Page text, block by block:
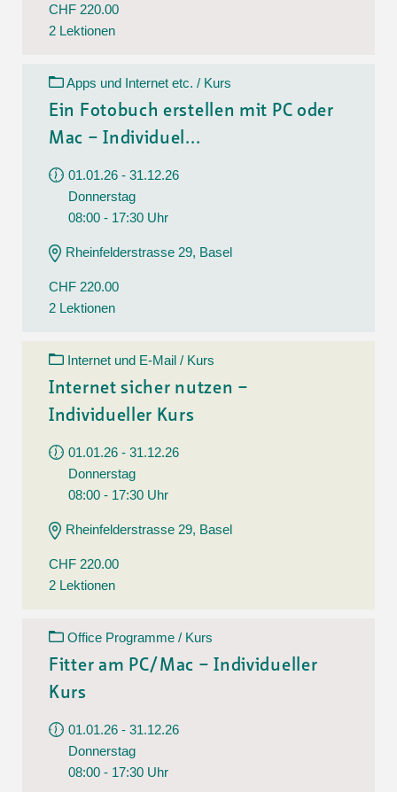
CHF 220.00
2 Lektionen
Apps und Internet etc. / Kurs
Ein Fotobuch erstellen mit PC oder
Mac – Individuel...
01.01.26 - 31.12.26
Donnerstag
08:00 - 17:30 Uhr
Rheinfelderstrasse 29, Basel
CHF 220.00
2 Lektionen
Internet und E-Mail / Kurs
Internet sicher nutzen –
Individueller Kurs
01.01.26 - 31.12.26
Donnerstag
08:00 - 17:30 Uhr
Rheinfelderstrasse 29, Basel
CHF 220.00
2 Lektionen
Office Programme / Kurs
Fitter am PC/Mac – Individueller
Kurs
01.01.26 - 31.12.26
Donnerstag
08:00 - 17:30 Uhr